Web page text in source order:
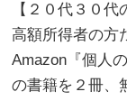
【２０代３０
高額所得者の方
Amazon『個人
の書籍を２冊、